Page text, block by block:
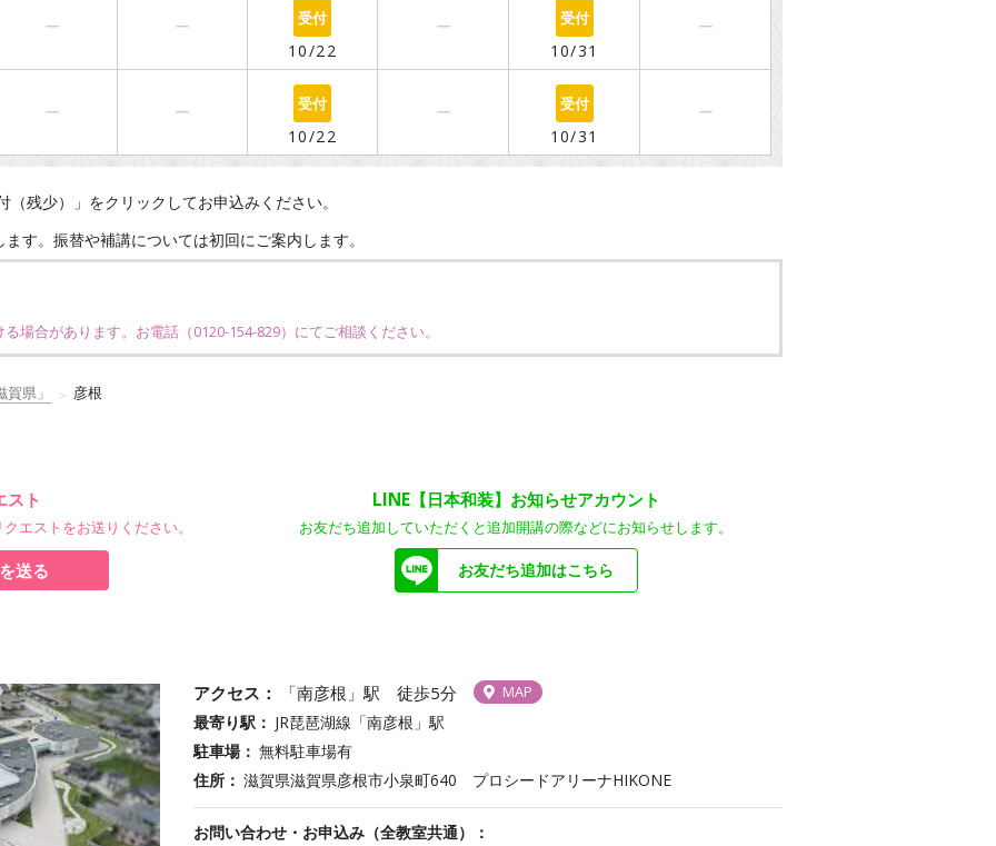
ー ー ○
10/22
ー ○
10/31
ー
ー ー ○
10/22
ー ○
10/31
ー
残少）」をクリックしてお申込みください。
す。振替や補講については初回にご案内します。
場合があります。お電話（0120-154-829）にてご相談ください。
県」 彦根
スト
エストをお送りください。
送る
LINE【日本和装】お知らせアカウント
お友だち追加していただくと追加開講の際などにお知らせします。
お友だち追加はこちら
アクセス 「南彦根」駅 徒歩5分 MAP
最寄り駅
JR琵琶湖線「南彦根」駅
駐車場
無料駐車場有
住所
滋賀県滋賀県彦根市小泉町640 プロシードアリーナHIKONE
お問い合わせ・お申込み（全教室共通）